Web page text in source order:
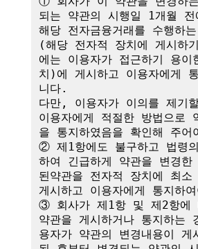
되는 약관의 시행일 1개월
해당 전자금융거래를 수행하
(해당 전자적 장치에 게시하
에는 이용자가 접근하기 용이
치)에 게시하고 이용자에게
니다.
다만, 이용자가 이의를 제기
이용자에게 적절한 방법으로
을 통지하였음을 확인해 주어
② 제1항에도 불구하고 법령
하여 긴급하게 약관을 변경한
된약관을 전자적 장치에 최
게시하고 이용자에게 통지하
③ 회사가 제1항 및 제2항에
약관을 게시하거나 통지하는
용자가 약관의 변경내용이 게